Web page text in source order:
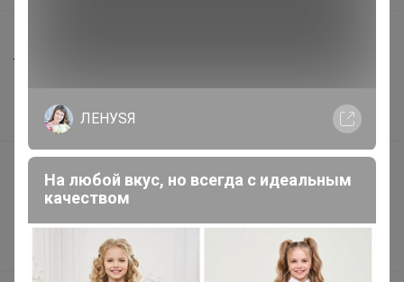
Торговые марки
Наша команда
В наличии
Подарочные сертификаты
Реклама на сайте
Поставщикам
ЛЕНУSЯ
На любой вкус, но всегда с идеальным
качеством